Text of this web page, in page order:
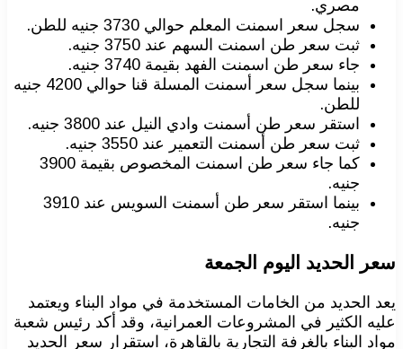
مصري.
سجل سعر اسمنت المعلم حوالي 3730 جنيه للطن.
ثبت سعر طن اسمنت السهم عند 3750 جنيه.
جاء سعر طن اسمنت الفهد بقيمة 3740 جنيه.
بينما سجل سعر أسمنت المسلة قنا حوالي 4200 جنيه
للطن.
استقر سعر طن أسمنت وادي النيل عند 3800 جنيه.
ثبت سعر طن أسمنت التعمير عند 3550 جنيه.
كما جاء سعر طن اسمنت المخصوص بقيمة 3900
جنيه.
بينما استقر سعر طن أسمنت السويس عند 3910
جنيه.
سعر الحديد اليوم الجمعة
يعد الحديد من الخامات المستخدمة في مواد البناء ويعتمد
عليه الكثير في المشروعات العمرانية، وقد أكد رئيس شعبة
مواد البناء بالغرفة التجارية بالقاهرة، استقرار سعر الحديد